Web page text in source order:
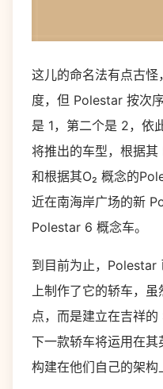
这儿的命名法有点古
度，但 Polestar 按次
是 1，第二个是 2，依
将推出的车型，根据
和根据其O₂ 概念的
近在南海岸广场的新
Polestar 6 概念车。
到目前为止，Polestar
上制作了它的轿车，
点，而是建立在吉祥
下一款轿车将运用在
构建在他们自己的架构